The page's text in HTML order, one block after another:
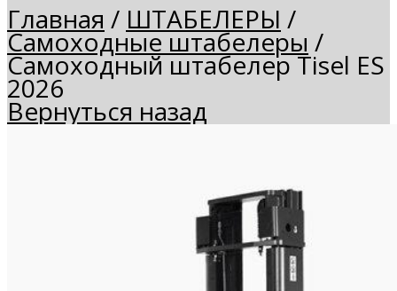
Главная / ШТАБЕЛЕРЫ /
Самоходные штабелеры /
Самоходный штабелер Tisel ES
2026
Вернуться назад